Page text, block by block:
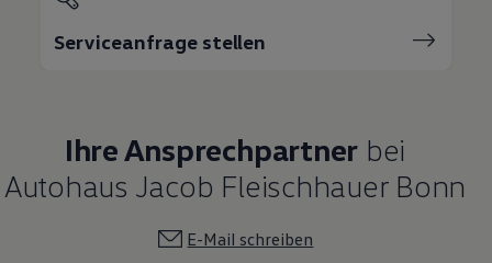
Serviceanfrage stellen
Ihre Ansprechpartner bei
Autohaus Jacob Fleischhauer Bonn
E-Mail schreiben